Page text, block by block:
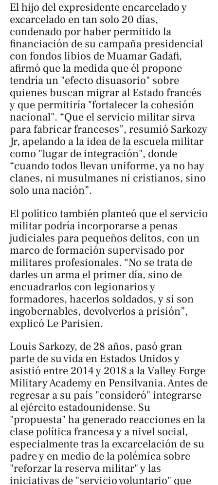
El hijo del expresidente encarcelado y
excarcelado en tan solo 20 días,
condenado por haber permitido la
financiación de su campaña presidencial
con fondos libios de Muamar Gadafi,
afirmó que la medida que él propone
tendría un "efecto disuasorio" sobre
quienes buscan migrar al Estado francés
y que permitiría "fortalecer la cohesión
nacional". “Que el servicio militar sirva
para fabricar franceses”, resumió Sarkozy
Jr, apelando a la idea de la escuela militar
como "lugar de integración", donde
“cuando todos llevan uniforme, ya no hay
clanes, ni musulmanes ni cristianos, sino
solo una nación”.
El político también planteó que el servicio
militar podría incorporarse a penas
judiciales para pequeños delitos, con un
marco de formación supervisado por
militares profesionales. “No se trata de
darles un arma el primer día, sino de
encuadrarlos con legionarios y
formadores, hacerlos soldados, y si son
ingobernables, devolverlos a prisión”,
explicó Le Parisien.
Louis Sarkozy, de 28 años, pasó gran
parte de su vida en Estados Unidos y
asistió entre 2014 y 2018 a la Valley Forge
Military Academy en Pensilvania. Antes de
regresar a su país "consideró" integrarse
al ejército estadounidense. Su
"propuesta" ha generado reacciones en la
clase política francesa y a nivel social,
especialmente tras la excarcelación de su
padre y en medio de la polémica sobre
"reforzar la reserva militar" y las
iniciativas de "servicio voluntario" que